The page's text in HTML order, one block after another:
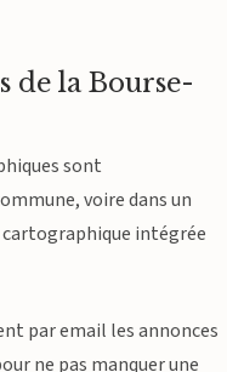
de la Bourse-
sont
voire dans un
intégrée
par email les annonces
ne pas manquer une